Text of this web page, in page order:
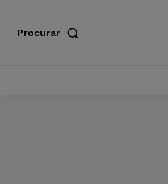
Procurar